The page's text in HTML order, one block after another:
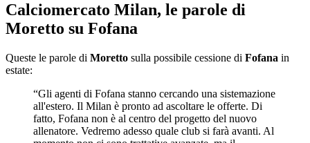
Calciomercato Milan, le parole di
Moretto su Fofana
Queste le parole di Moretto sulla possibile cessione di Fofana in
estate:
“Gli agenti di Fofana stanno cercando una sistemazione
all'estero. Il Milan è pronto ad ascoltare le offerte. Di
fatto, Fofana non è al centro del progetto del nuovo
allenatore. Vedremo adesso quale club si farà avanti. Al